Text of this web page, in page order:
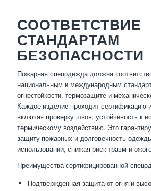
СООТВЕТСТВИЕ
СТАНДАРТАМ
БЕЗОПАСНОСТИ
Пожарная спецодежда должна
национальным и международным
огнестойкости, термозащите и
Каждое изделие проходит сертификацию
включая проверку швов, устойчивость к
термическому воздействию. Это
защиту пожарных и долговечность
использовании, снижая риск травм и
Преимущества сертифицированной
Подтвержденная защита от огня и